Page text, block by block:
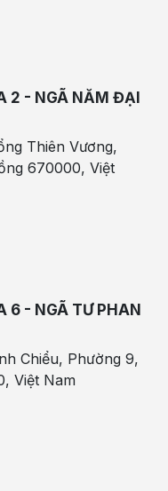
2 - NGÃ NĂM ĐẠI
Thiên Vương,
670000, Việt
6 - NGÃ TƯ PHAN
Chiểu, Phường 9,
Việt Nam